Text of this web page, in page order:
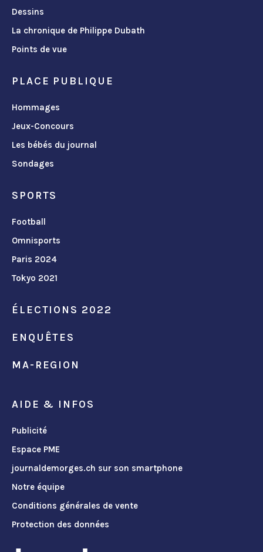
Dessins
La chronique de Philippe Dubath
Points de vue
PLACE PUBLIQUE
Hommages
Jeux-Concours
Les bébés du journal
Sondages
SPORTS
Football
Omnisports
Paris 2024
Tokyo 2021
ÉLECTIONS 2022
ENQUÊTES
MA-REGION
AIDE & INFOS
Publicité
Espace PME
journaldemorges.ch sur son smartphone
Notre équipe
Conditions générales de vente
Protection des données